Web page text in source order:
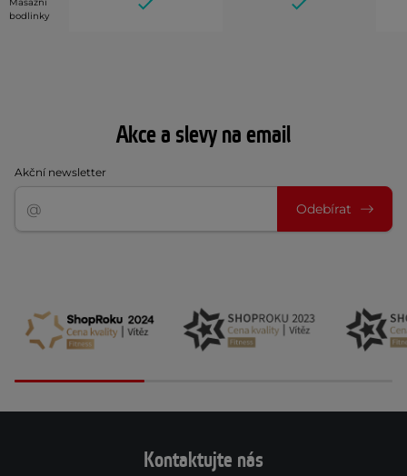
bodlinky
Akce a slevy na email
Akční newsletter
Odebírat
Kontaktujte nás